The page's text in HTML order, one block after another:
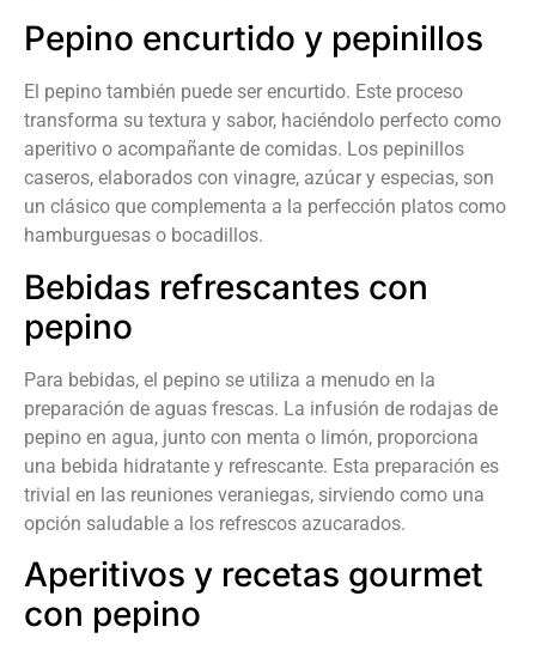
Pepino encurtido y pepinillos
El pepino también puede ser encurtido. Este proceso
transforma su textura y sabor, haciéndolo perfecto como
aperitivo o acompañante de comidas. Los pepinillos
caseros, elaborados con vinagre, azúcar y especias, son
un clásico que complementa a la perfección platos como
hamburguesas o bocadillos.
Bebidas refrescantes con
pepino
Para bebidas, el pepino se utiliza a menudo en la
preparación de aguas frescas. La infusión de rodajas de
pepino en agua, junto con menta o limón, proporciona
una bebida hidratante y refrescante. Esta preparación es
trivial en las reuniones veraniegas, sirviendo como una
opción saludable a los refrescos azucarados.
Aperitivos y recetas gourmet
con pepino